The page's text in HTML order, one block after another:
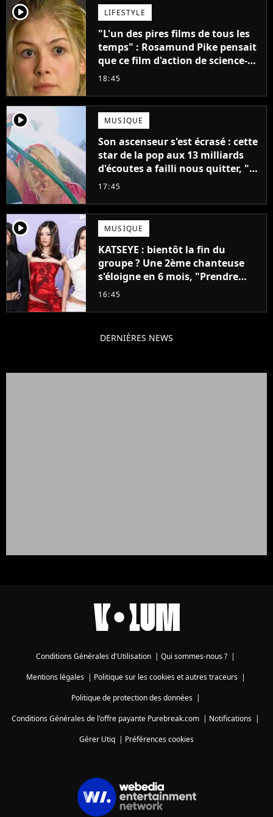
player2 LIFESTYLE
"L'un des pires films de tous les
temps" : Rosamund Pike pensait
que ce film d'action de science-
fiction avec Dwayne Johnson
18:45
player2 MUSIQUE
Son ascenseur s'est écrasé : cette
star de la pop aux 13 milliards
d'écoutes a failli nous quitter, "Je
pensais ne plus jamais chanter"
17:45
player2 MUSIQUE
KATSEYE : bientôt la fin du
groupe ? Une 2ème chanteuse
s'éloigne en 6 mois, "Prendre
cette décision n’a pas été facile"
16:45
DERNIÈRES NEWS
Conditions Générales d'Utilisation | Qui sommes-nous ? |
Mentions légales| Politique sur les cookies et autres traceurs|
Politique de protection des données|
Conditions Générales de l'offre payante Purebreak.com | Notifications |
Gérer Utiq | Préférences cookies